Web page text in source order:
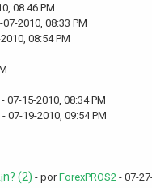
08:46 PM
2010, 08:33 PM
08:54 PM
07-15-2010, 08:34 PM
- 07-19-2010, 09:54 PM
(2) - porForexPROS2- 07-